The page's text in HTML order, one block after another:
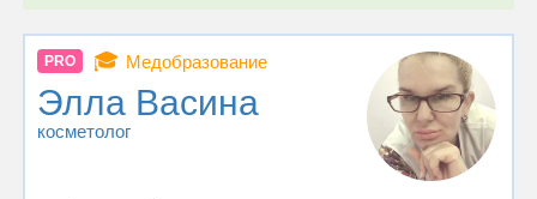
PRO 🎓 Медобразование
Элла Васина
косметолог